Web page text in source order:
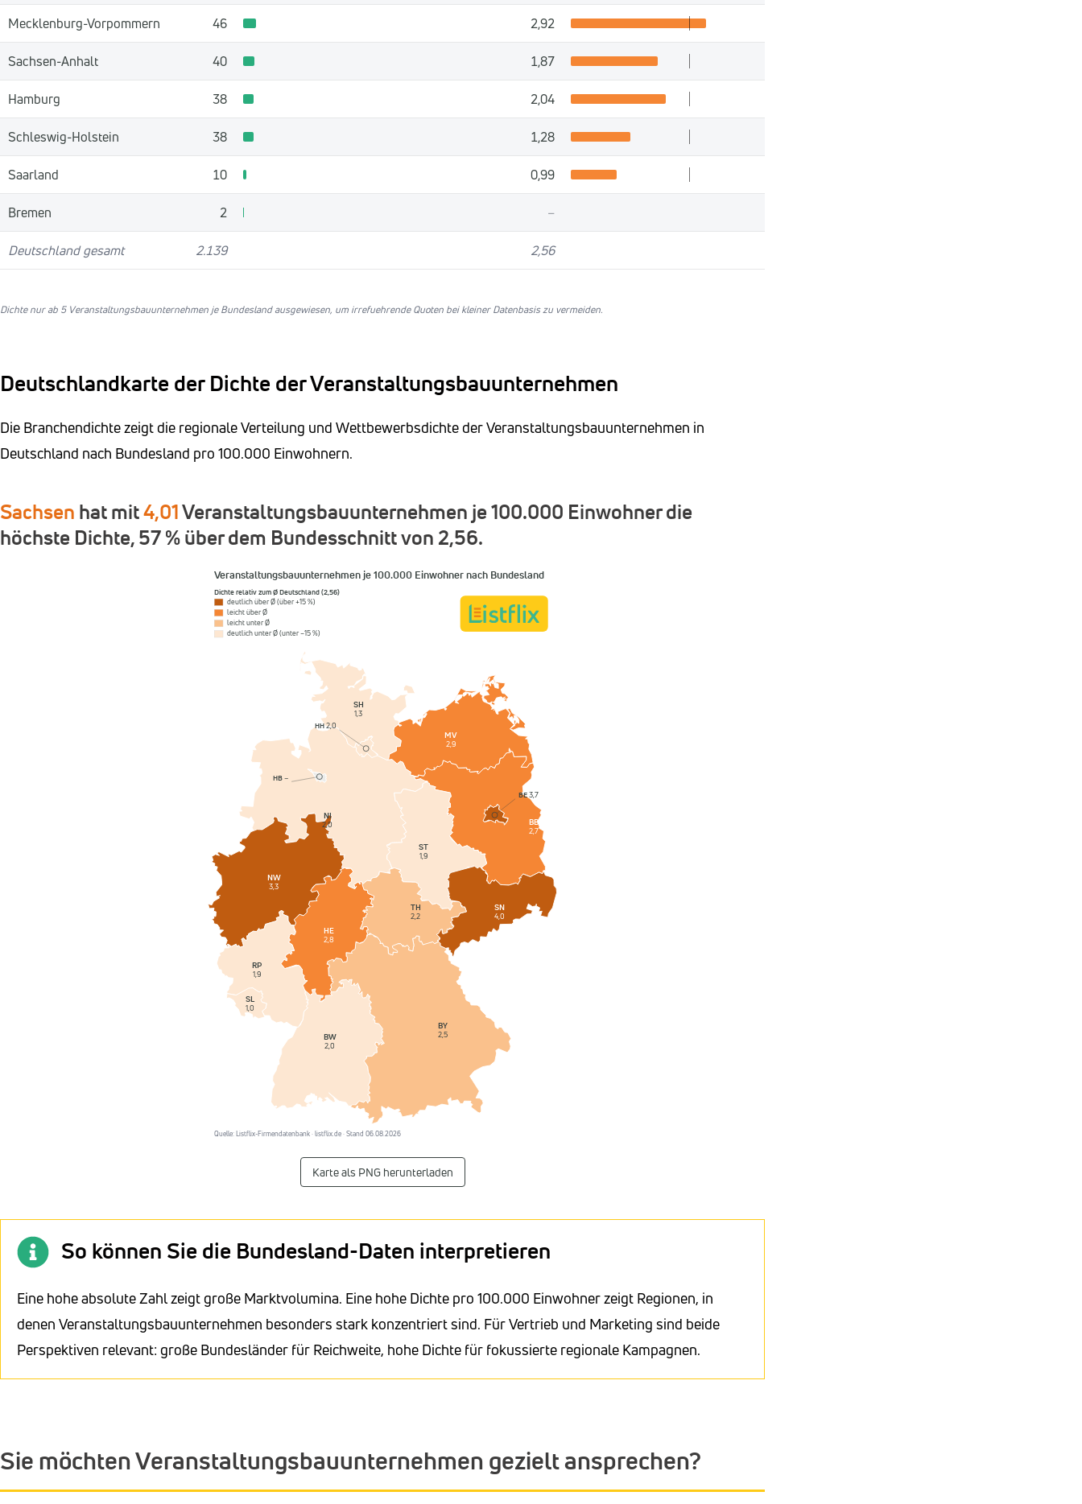
Mecklenburg-Vorpommern 46 2,92
Sachsen-Anhalt 40 1,87
Hamburg 38 2,04
Schleswig-Holstein 38 1,28
Saarland 10 0,99
Bremen 2 –
Deutschland gesamt 2.139 2,56
Dichte nur ab 5 Veranstaltungsbauunternehmen je Bundesland ausgewiesen, um irrefuehrende Quoten bei kleiner Datenbasis zu vermeiden.
Deutschlandkarte der Dichte der Veranstaltungsbauunternehmen
Die Branchendichte zeigt die regionale Verteilung und Wettbewerbsdichte der Veranstaltungsbauunternehmen in
Deutschland nach Bundesland pro 100.000 Einwohnern.
Sachsen hat mit4,01Veranstaltungsbauunternehmen je 100.000 Einwohner die
höchste Dichte, 57 % über dem Bundesschnitt von 2,56.
Veranstaltungsbauunternehmen je 100.000 Einwohner nach Bundesland
Dichte relativ zum Ø Deutschland (2,56)
deutlich über Ø (über +15 %)
leicht über Ø
leicht unter Ø
deutlich unter Ø (unter −15 %)
BW
2,0
BY
2,5
BB
2,7
HE
2,8
MV
2,9
NI
2,0
NW
3,3
RP
1,9
SL
1,0
ST
1,9
SN
4,0
SH
1,3
TH
2,2
BE3,7
HB–
HH2,0
Quelle: Listflix-Firmendatenbank · listflix.de · Stand 06.08.2026
Karte als PNG herunterladen
So können Sie die Bundesland-Daten interpretieren
Eine hohe absolute Zahl zeigt große Marktvolumina. Eine hohe Dichte pro 100.000 Einwohner zeigt Regionen, in
denen Veranstaltungsbauunternehmen besonders stark konzentriert sind. Für Vertrieb und Marketing sind beide
Perspektiven relevant: große Bundesländer für Reichweite, hohe Dichte für fokussierte regionale Kampagnen.
Sie möchten Veranstaltungsbauunternehmen gezielt ansprechen?